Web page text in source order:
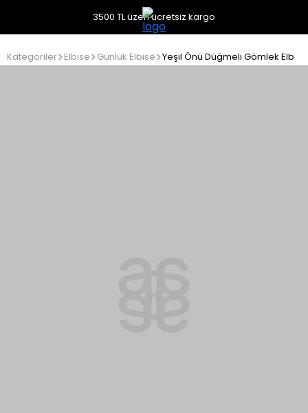
3500 TL üzeri ücretsiz kargo
Kategoriler Elbise Günlük Elbise Yeşil Önü Düğmeli Gömlek Elbise